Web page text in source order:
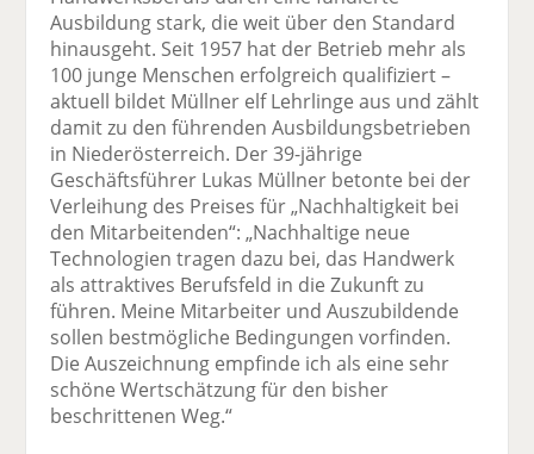
Ausbildung stark, die weit über den Standard
hinausgeht. Seit 1957 hat der Betrieb mehr als
100 junge Menschen erfolgreich qualifiziert –
aktuell bildet Müllner elf Lehrlinge aus und zählt
damit zu den führenden Ausbildungsbetrieben
in Niederösterreich. Der 39-jährige
Geschäftsführer Lukas Müllner betonte bei der
Verleihung des Preises für „Nachhaltigkeit bei
den Mitarbeitenden“: „Nachhaltige neue
Technologien tragen dazu bei, das Handwerk
als attraktives Berufsfeld in die Zukunft zu
führen. Meine Mitarbeiter und Auszubildende
sollen bestmögliche Bedingungen vorfinden.
Die Auszeichnung empfinde ich als eine sehr
schöne Wertschätzung für den bisher
beschrittenen Weg.“